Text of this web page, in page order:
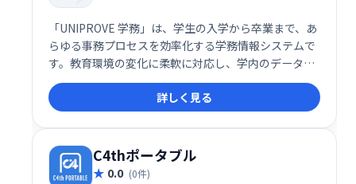
「UNIPROVE 学務」は、学生の入学から卒業まで、あ
らゆる事務プロセスを効率化する学務情報システムで
す。教育環境の変化に柔軟に対応し、学内のデータを
統合的に管理・活用することで、教育の質向上と経営
効率化を実現します。教育評価や大学改革にも役立つ
基盤を提供し、より効果的な意思決定を支援します。
詳しく見る
C4thポータブル
0.0 (0件)